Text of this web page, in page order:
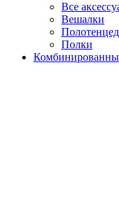
Все
Вешалки
Полки